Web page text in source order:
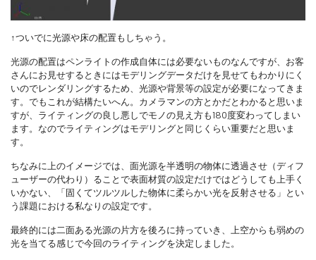
↑ついでに光源や床の配置もしちゃう。
光源の配置はペンライトの作成自体には必要ないものなんですが、お客
さんにお見せするときにはモデリングデータだけを見せてもわかりにく
いのでレンダリングするため、光源や背景等の設定が必要になってきま
す。でもこれが結構たいへん。カメラマンの方とかだとわかると思いま
すが、ライティングの良し悪しでモノの見え方も180度変わってしまい
ます。なのでライティングはモデリングと同じくらい重要だと思いま
す。
ちなみに上のイメージでは、面光源を半透明の物体に透過させ（ディフ
ューザーの代わり）ることで表面材質の設定だけではどうしても上手く
いかない、「固くてツルツルした物体に柔らかい光を反射させる」とい
う課題における私なりの設定です。
最終的には二面ある光源の片方を後ろに持っていき、上空からも弱めの
光を当てる感じで今回のライティングを決定しました。